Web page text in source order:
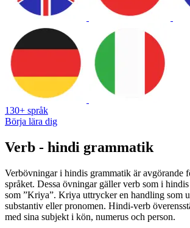
130+ språk
Börja lära dig
Verb - hindi grammatik
Verbövningar i hindis grammatik är avgörande
språket. Dessa övningar gäller verb som i
som ”Kriya”. Kriya uttrycker en handling som
substantiv eller pronomen. Hindi-verb
med sina subjekt i kön, numerus och person.